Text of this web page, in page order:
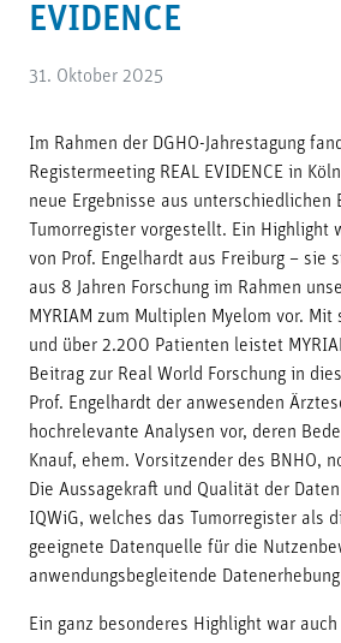
EVIDENCE
31. Oktober 2025
Im Rahmen der DGHO-Jahrestagung
Registermeeting REAL EVIDENCE in
neue Ergebnisse aus unterschiedlichen
Tumorregister vorgestellt. Ein Highlight
von Prof. Engelhardt aus Freiburg – sie
aus 8 Jahren Forschung im Rahmen
MYRIAM zum Multiplen Myelom vor.
und über 2.200 Patienten leistet
Beitrag zur Real World Forschung in
Prof. Engelhardt der anwesenden
hochrelevante Analysen vor, deren
Knauf, ehem. Vorsitzender des BNHO,
Die Aussagekraft und Qualität der
IQWiG, welches das Tumorregister als
geeignete Datenquelle für die
anwendungsbegleitende
Ein ganz besonderes Highlight war